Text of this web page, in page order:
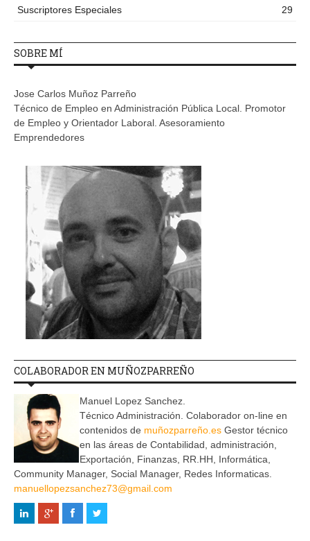
Suscriptores Especiales
29
SOBRE MÍ
Jose Carlos Muñoz Parreño
Técnico de Empleo en Administración Pública Local. Promotor
de Empleo y Orientador Laboral. Asesoramiento
Emprendedores
COLABORADOR EN MUÑOZPARREÑO
Manuel Lopez Sanchez.
Técnico Administración. Colaborador on-line en
contenidos de muñozparreño.es Gestor técnico
en las áreas de Contabilidad, administración,
Exportación, Finanzas, RR.HH, Informática,
Community Manager, Social Manager, Redes Informaticas.
manuellopezsanchez73@gmail.com